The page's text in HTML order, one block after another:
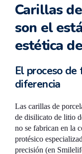
Carillas
son el
estética
El proceso de
diferencia
Las carillas de
de disilicato de litio
no se fabrican en la
protésico
precisión (en